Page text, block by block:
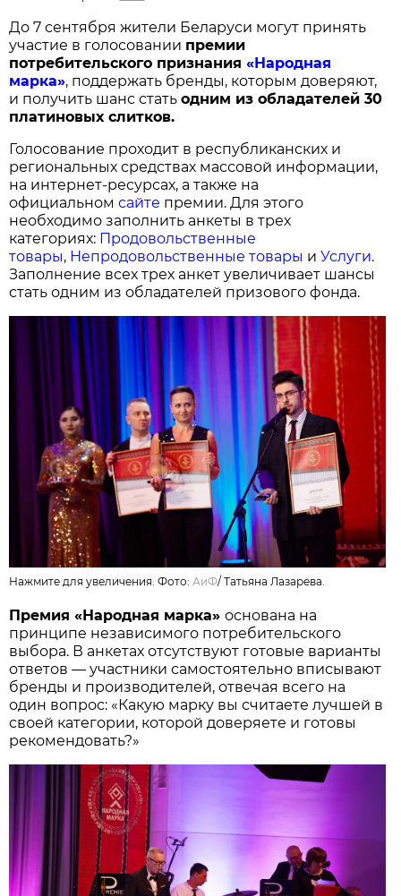
До 7 сентября жители Беларуси могут принять
участие в голосовании премии
потребительского признания«Народная
марка», поддержать бренды, которым доверяют,
и получить шанс статьодним из обладателей 30
платиновых слитков.
Голосование проходит в республиканских и
региональных средствах массовой информации,
на интернет-ресурсах, а также на
официальномсайте премии. Для этого
необходимо заполнить анкеты в трех
категориях: Продовольственные
товары, Непродовольственные товары иУслуги.
Заполнение всех трех анкет увеличивает шансы
стать одним из обладателей призового фонда.
Нажмите для увеличения. Фото:АиФ/Татьяна Лазарева.
Премия «Народная марка»основана на
принципе независимого потребительского
выбора. В анкетах отсутствуют готовые варианты
ответов — участники самостоятельно вписывают
бренды и производителей, отвечая всего на
один вопрос: «Какую марку вы считаете лучшей в
своей категории, которой доверяете и готовы
рекомендовать?»